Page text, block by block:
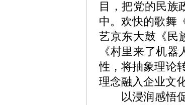
目，把党的民族
中。欢快的歌舞
艺京东大鼓《民
《村里来了机
性，将抽象理论
理念融入企业文
以浸润感悟促